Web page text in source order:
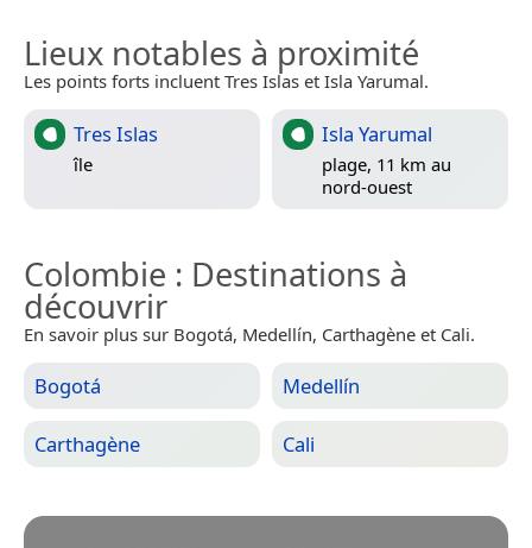
Lieux notables à proximité
Les points forts incluent Tres Islas et Isla Yarumal.
Tres Islas
île
Isla Yarumal
plage, 11 km au
nord-ouest
Colombie : Destinations à
découvrir
En savoir plus sur Bogotá, Medellín, Carthagène et Cali.
Bogotá Medellín
Carthagène Cali